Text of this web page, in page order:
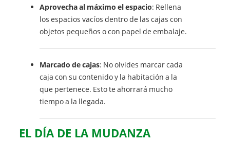
Aprovecha al máximo el espacio: Rellena
los espacios vacíos dentro de las cajas con
objetos pequeños o con papel de embalaje.
Marcado de cajas: No olvides marcar cada
caja con su contenido y la habitación a la
que pertenece. Esto te ahorrará mucho
tiempo a la llegada.
EL DÍA DE LA MUDANZA